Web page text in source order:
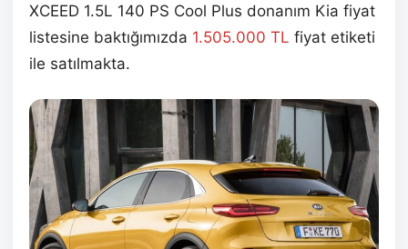
XCEED 1.5L 140 PS Cool Plus donanım Kia fiyat
listesine baktığımızda 1.505.000 TL fiyat etiketi
ile satılmakta.